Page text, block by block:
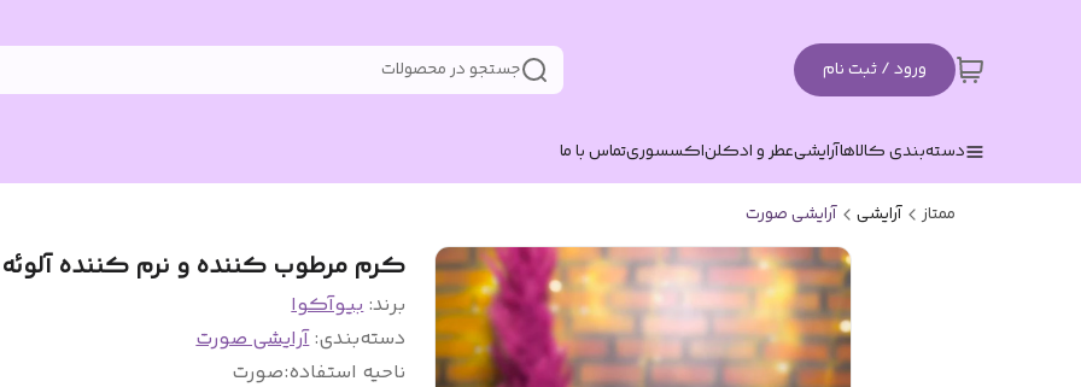
ورود / ثبت نام جستجو در محصولات
دسته‌بندی کالاهاآرایشیعطر و ادکلناکسسوریتماس با ما
ممتاز آرایشی آرایشی صورت
کرم مرطوب کننده و نرم کننده آلوئه
برند:بیوآکوا
دسته‌بندی:آرایشی صورت
ناحیه استفاده:صورت